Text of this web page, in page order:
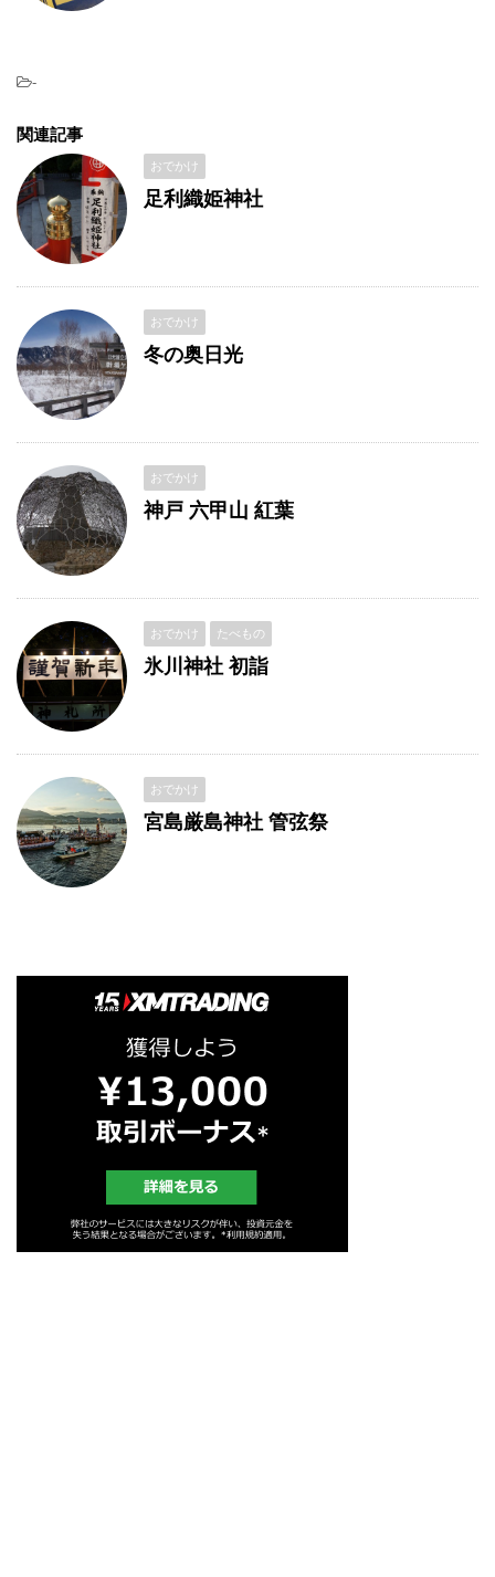
-
関連記事
おでかけ
足利織姫神社
おでかけ
冬の奥日光
おでかけ
神戸 六甲山 紅葉
おでかけ たべもの
氷川神社 初詣
おでかけ
宮島厳島神社 管弦祭